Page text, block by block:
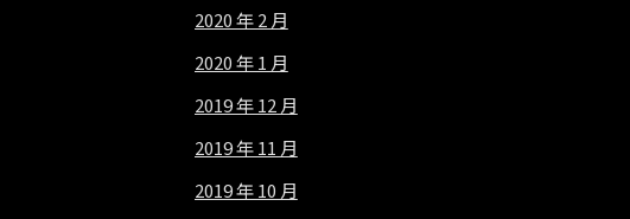
2020 年 2 月
2020 年 1 月
2019 年 12 月
2019 年 11 月
2019 年 10 月